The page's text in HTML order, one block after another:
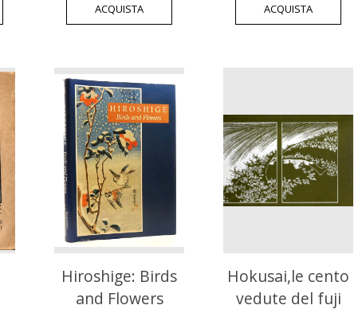
ACQUISTA ACQUISTA
Hiroshige: Birds
and Flowers
Hokusai,le cento
vedute del fuji